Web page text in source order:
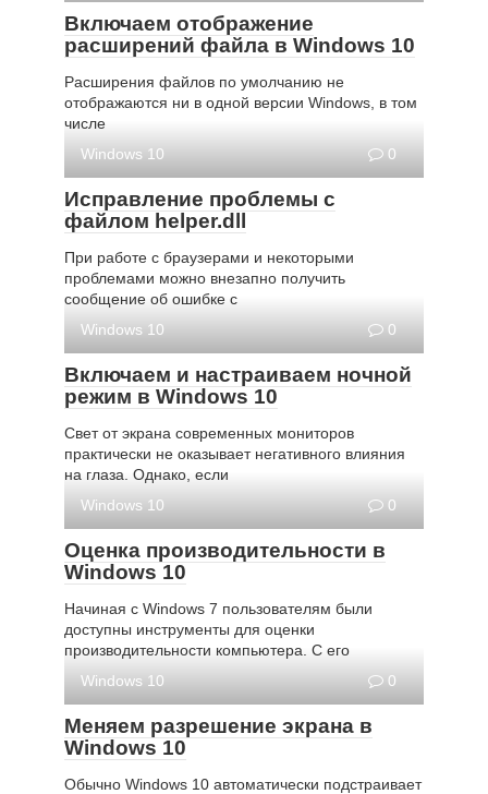
Включаем отображение
расширений файла в Windows 10
Расширения файлов по умолчанию не
отображаются ни в одной версии Windows, в том
числе
Windows 10
0
Исправление проблемы с
файлом helper.dll
При работе с браузерами и некоторыми
проблемами можно внезапно получить
сообщение об ошибке с
Windows 10
0
Включаем и настраиваем ночной
режим в Windows 10
Свет от экрана современных мониторов
практически не оказывает негативного влияния
на глаза. Однако, если
Windows 10
0
Оценка производительности в
Windows 10
Начиная с Windows 7 пользователям были
доступны инструменты для оценки
производительности компьютера. С его
Windows 10
0
Меняем разрешение экрана в
Windows 10
Обычно Windows 10 автоматически подстраивает